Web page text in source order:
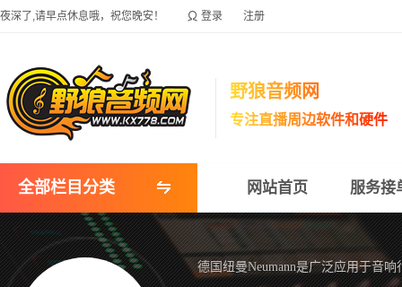
夜深了,请早点休息哦，祝您晚安！  登录 注册
野狼音频网
专注直播周边软件和硬件
全部栏目分类 网站首页 服务接
德国纽曼Neumann是广泛应用于音